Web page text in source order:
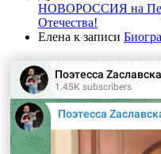
НОВОРОССИЯ на
Отечества!
Елена к записи